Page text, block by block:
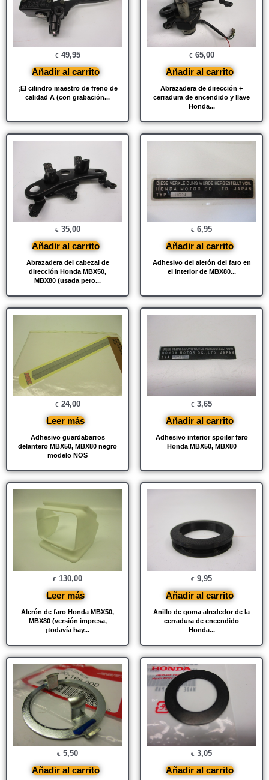
¡El cilindro maestro de freno de
calidad A (con grabación...
€ 49,95
Añadir al carrito
Abrazadera de dirección +
cerradura de encendido y llave
Honda...
€ 65,00
Añadir al carrito
Abrazadera del cabezal de
dirección Honda MBX50,
MBX80 (usada pero...
€ 35,00
Añadir al carrito
Adhesivo del alerón del faro en
el interior de MBX80...
€ 6,95
Añadir al carrito
Adhesivo guardabarros
delantero MBX50, MBX80 negro
modelo NOS
€ 24,00
Leer más
Adhesivo interior spoiler faro
Honda MBX50, MBX80
€ 3,65
Añadir al carrito
Alerón de faro Honda MBX50,
MBX80 (versión impresa,
¡todavía hay...
€ 130,00
Leer más
Anillo de goma alrededor de la
cerradura de encendido
Honda...
€ 9,95
Añadir al carrito
€ 5,50
Añadir al carrito
€ 3,05
Añadir al carrito